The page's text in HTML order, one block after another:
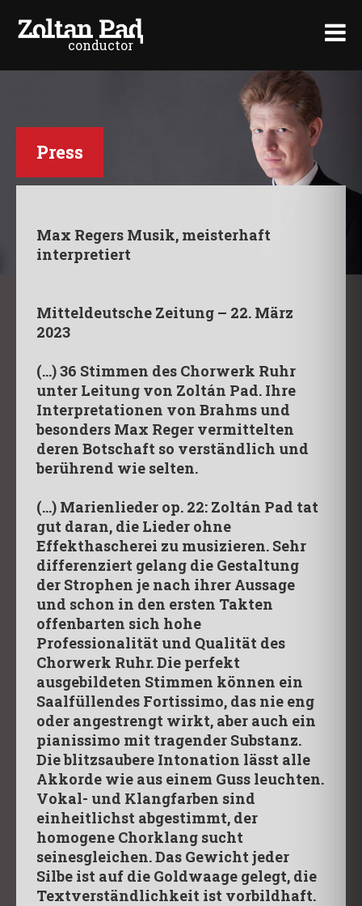
Press
Max Regers Musik, meisterhaft
interpretiert
Mitteldeutsche Zeitung – 22. März
2023
(…) 36 Stimmen des Chorwerk Ruhr
unter Leitung von Zoltán Pad. Ihre
Interpretationen von Brahms und
besonders Max Reger vermittelten
deren Botschaft so verständlich und
berührend wie selten.
(...) Marienlieder op. 22: Zoltán Pad tat
gut daran, die Lieder ohne
Effekthascherei zu musizieren. Sehr
differenziert gelang die Gestaltung
der Strophen je nach ihrer Aussage
und schon in den ersten Takten
offenbarten sich hohe
Professionalität und Qualität des
Chorwerk Ruhr. Die perfekt
ausgebildeten Stimmen können ein
Saalfüllendes Fortissimo, das nie eng
oder angestrengt wirkt, aber auch ein
pianissimo mit tragender Substanz.
Die blitzsaubere Intonation lässt alle
Akkorde wie aus einem Guss leuchten.
Vokal- und Klangfarben sind
einheitlichst abgestimmt, der
homogene Chorklang sucht
seinesgleichen. Das Gewicht jeder
Silbe ist auf die Goldwaage gelegt, die
Textverständlichkeit ist vorbildhaft.
conductor